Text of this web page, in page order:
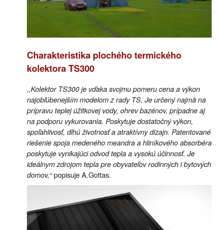
Charakteristika plochého termického
kolektora TS300
,,Kolektor TS300 je vďaka svojmu pomeru cena a výkon
najobľúbenejším modelom z rady TS. Je určený najmä na
prípravu teplej úžitkovej vody, ohrev bazénov, prípadne aj
na podporu vykurovania. Poskytuje dostatočný výkon,
spoľahlivosť, dlhú životnosť a atraktívny dizajn. Patentované
riešenie spoja medeného meandra a hliníkového absorbéra
poskytuje vynikajúci odvod tepla a vysokú účinnosť. Je
ideálnym zdrojom tepla pre obyvateľov rodinných i bytových
domov,“popisuje A.Gottas.